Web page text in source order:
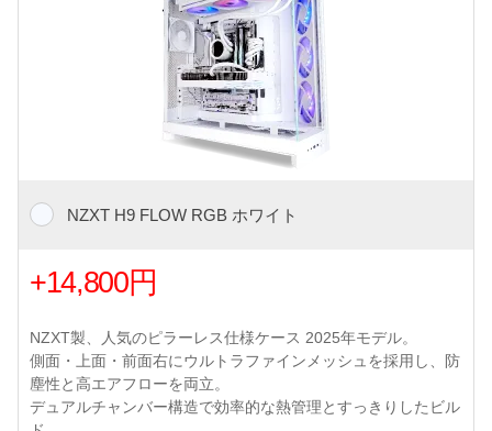
NZXT H9 FLOW RGB ホワイト
+14,800円
NZXT製、人気のピラーレス仕様ケース 2025年モデル。
側面・上面・前面右にウルトラファインメッシュを採用し、防
塵性と高エアフローを両立。
デュアルチャンバー構造で効率的な熱管理とすっきりしたビル